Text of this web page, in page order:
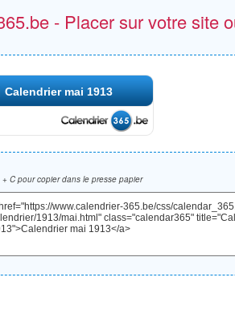
- Placer sur votre site
Calendrier mai 1913
+ C pour copier dans le presse papier